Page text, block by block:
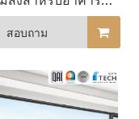
พาณิชย์
สอบถาม